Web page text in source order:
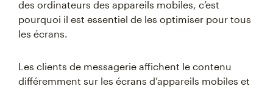
des ordinateurs des appareils mobiles, c’est
pourquoi il est essentiel de les optimiser pour tous
les écrans.
Les clients de messagerie affichent le contenu
différemment sur les écrans d’appareils mobiles et